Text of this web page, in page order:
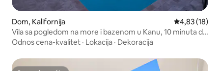
Dom, Kalifornija Prosečna
4,83 (18)
Vila sa pogledom na more i bazenom u Kanu, 10 minuta do
plaže
Odnos cena-kvalitet · Lokacija · Dekoracija